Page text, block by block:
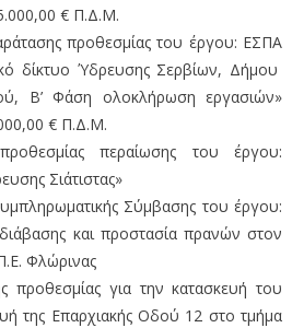
€ Π.Δ.Μ.
προθεσμίας του έργου: ΕΣΠΑ
δίκτυο Ύδρευσης Σερβίων, Δήμου
Β’ Φάση ολοκλήρωση εργασιών»
€ Π.Δ.Μ.
περαίωσης του έργου:
Σιάτιστας»
Σύμβασης του έργου:
και προστασία πρανών στον
Φλώρινας
προθεσμίας για την κατασκευή του
της Επαρχιακής Οδού 12 στο τμήμα